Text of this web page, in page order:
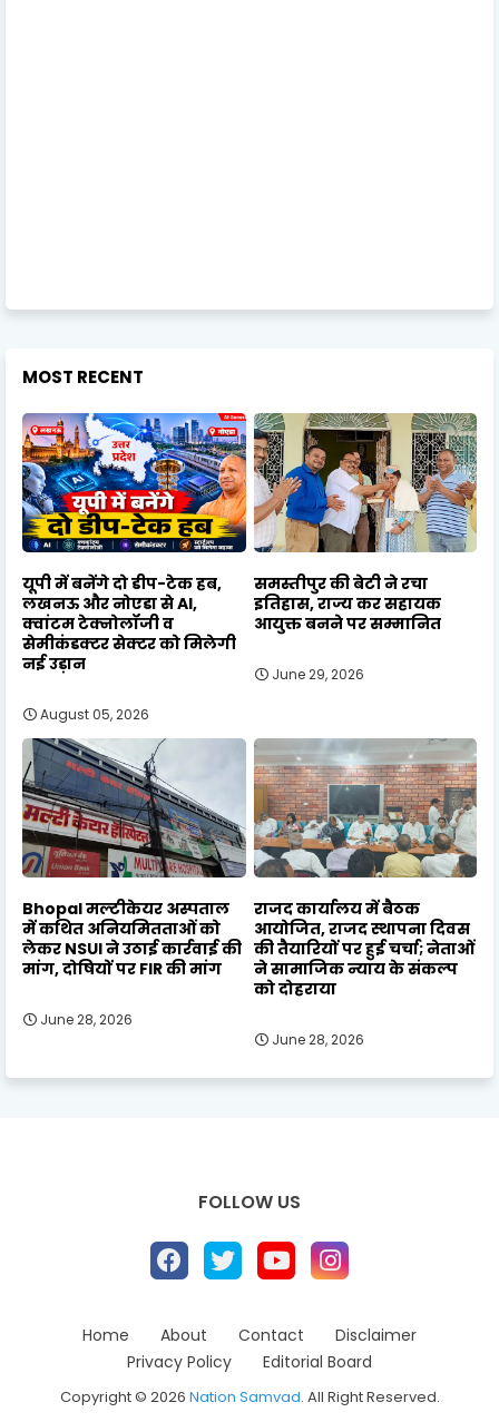
MOST RECENT
यूपी में बनेंगे दो डीप-टेक हब,
लखनऊ और नोएडा से AI,
क्वांटम टेक्नोलॉजी व
सेमीकंडक्टर सेक्टर को मिलेगी
नई उड़ान
August 05, 2026
समस्तीपुर की बेटी ने रचा
इतिहास, राज्य कर सहायक
आयुक्त बनने पर सम्मानित
June 29, 2026
Bhopal मल्टीकेयर अस्पताल
में कथित अनियमितताओं को
लेकर NSUI ने उठाई कार्रवाई की
मांग, दोषियों पर FIR की मांग
June 28, 2026
राजद कार्यालय में बैठक
आयोजित, राजद स्थापना दिवस
की तैयारियों पर हुई चर्चा; नेताओं
ने सामाजिक न्याय के संकल्प
को दोहराया
June 28, 2026
FOLLOW US
Home About Contact
Disclaimer
Privacy Policy
Editorial Board
Copyright © 2026 Nation Samvad. All Right Reserved.